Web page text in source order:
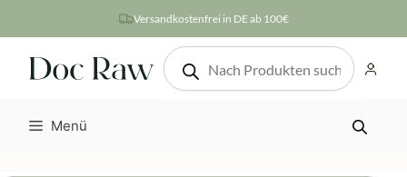
Inhalt
springen
Versandkostenfrei in DE ab 100€
Products
search
Menü